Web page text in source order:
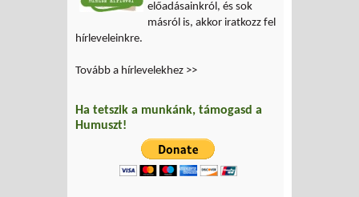
előadásainkról, és sok
másról is, akkor iratkozz fel
hírleveleinkre.
Tovább a hírlevelekhez >>
Ha tetszik a munkánk, támogasd a
Humuszt!